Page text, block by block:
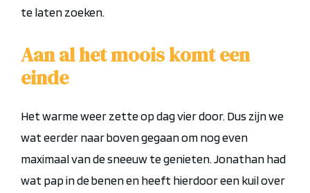
te laten zoeken.
Aan al het moois komt een
einde
Het warme weer zette op dag vier door. Dus zijn we
wat eerder naar boven gegaan om nog even
maximaal van de sneeuw te genieten. Jonathan had
wat pap in de benen en heeft hierdoor een kuil over